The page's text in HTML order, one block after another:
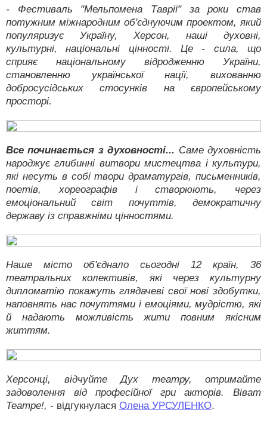
- Фестиваль "Мельпомена Таврії" за роки став
потужним міжнародним об'єднуючим проектом, який
популяризує Україну, Херсон, наші духовні,
культурні, національні цінності. Це - сила, що
сприяє національному відродженню України,
становленню української нації, вихованню
добросусідських стосунків на європейському
просторі.
Все починається з духовності... Саме духовність
народжує глибинні витвори мистецтва і культури,
які несуть в собі твори драматургів, письменників,
поетів, хореографів і створюють, через
емоціональний світ почуттів, демократичну
державу із справжніми цінностями.
Наше місто об'єднало сьогодні 12 країн, 36
театральних колективів, які через культурну
дипломатію покажуть глядачеві свої нові здобутки,
наповнять нас почуттями і емоціями, мудрістю, які
й надають можливість жити повним якісним
життям.
Херсонці, відчуйте Дух театру, отримайте
задоволення від професійної гри акторів. Віват
Театре!, - відгукнулася Олена УРСУЛЕНКО.